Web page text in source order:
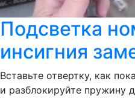
Подсветка
инсигния
Вставьте отвертку, как
и разблокируйте пружину